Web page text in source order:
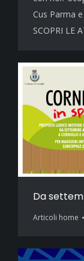
Cus Parma
SCOPRI LE
Da
Articoli home